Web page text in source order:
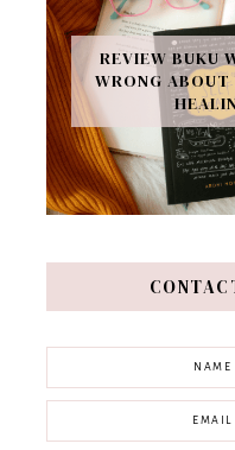
REVIEW BUKU
WRONG ABOUT